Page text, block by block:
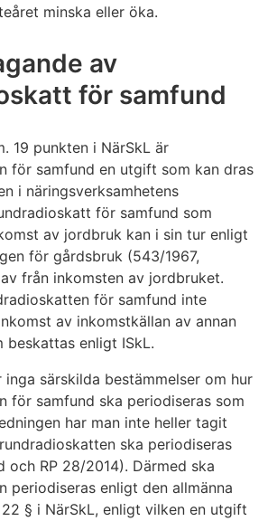
minska eller öka.
av
för samfund
19 punkten i NärSkL är
för samfund en utgift som kan dras
i näringsverksamhetens
för samfund som
av jordbruk kan i sin tur enligt
för gårdsbruk (543/1967,
från inkomsten av jordbruket.
för samfund inte
av inkomstkällan av annan
beskattas enligt ISkL.
inga särskilda bestämmelser om hur
för samfund ska periodiseras som
har man inte heller tagit
ska periodiseras
och RP 28/2014). Därmed ska
periodiseras enligt den allmänna
§ i NärSkL, enligt vilken en utgift